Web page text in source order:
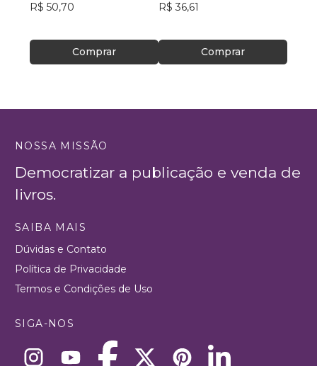
R$ 50,70
Comprar
R$ 36,61
Comprar
NOSSA MISSÃO
Democratizar a publicação e venda de
livros.
SAIBA MAIS
Dúvidas e Contato
Política de Privacidade
Termos e Condições de Uso
SIGA-NOS